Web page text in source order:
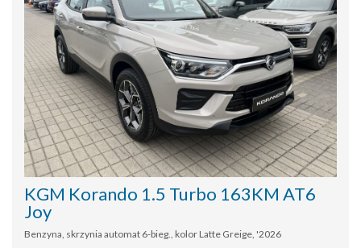
KGM Korando 1.5 Turbo 163KM AT6
Joy
Benzyna, skrzynia automat 6-bieg., kolor Latte Greige, '2026